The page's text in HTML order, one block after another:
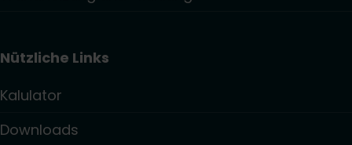
Nützliche Links
Kalulator
Downloads